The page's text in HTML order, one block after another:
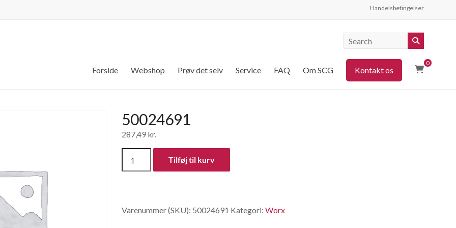
Handelsbetingelser
0
Forside Webshop Prøv det selv Service FAQ Om SCG Kontakt os
50024691
287,49 kr.
Tilføj til kurv
Varenummer (SKU): 50024691 Kategori: Worx